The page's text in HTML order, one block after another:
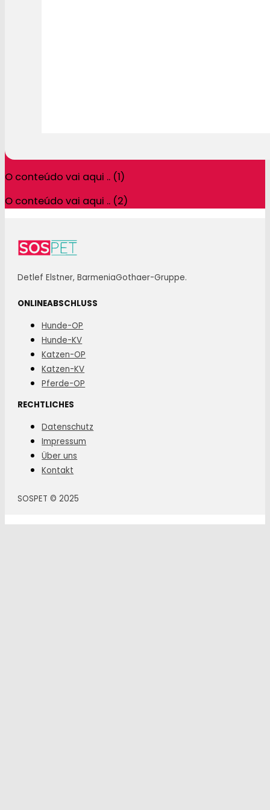
O conteúdo vai aqui .. (1)
O conteúdo vai aqui .. (2)
Detlef Elstner, BarmeniaGothaer-Gruppe.
ONLINEABSCHLUSS
Hunde-OP
Hunde-KV
Katzen-OP
Katzen-KV
Pferde-OP
RECHTLICHES
Datenschutz
Impressum
Über uns
Kontakt
SOSPET © 2025